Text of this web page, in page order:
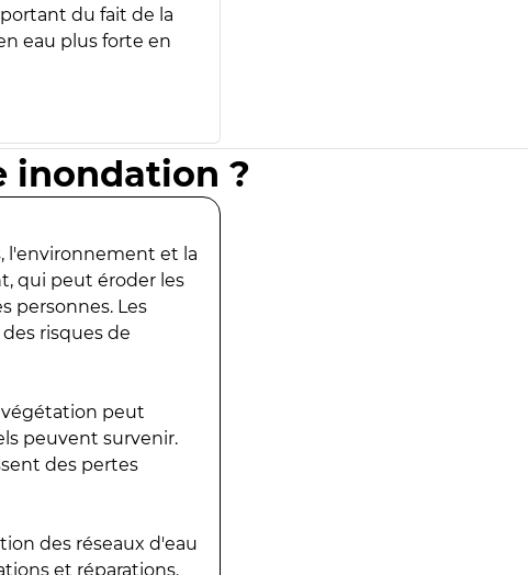
du fait de la
eau plus forte en
inondation ?
l'environnement et la
qui peut éroder les
personnes. Les
risques de
végétation peut
peuvent survenir.
des pertes
des réseaux d'eau
et réparations.